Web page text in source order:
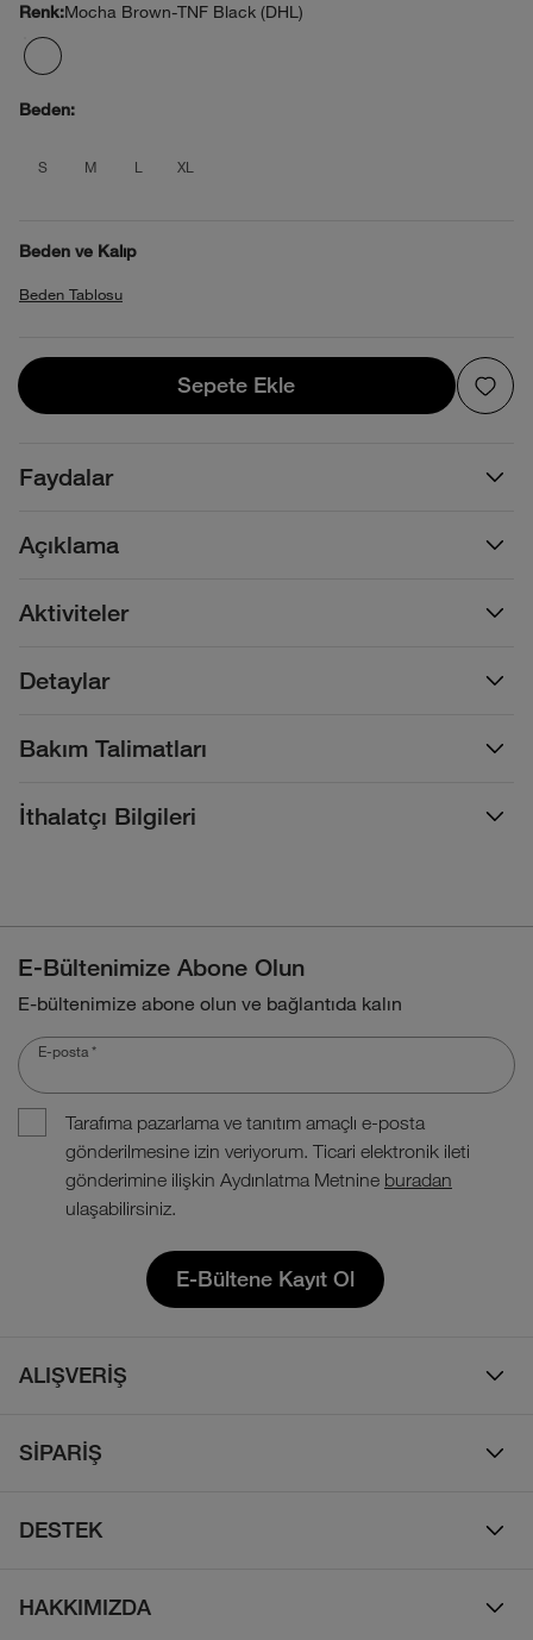
Renk:Mocha Brown-TNF Black (DHL)
Beden:
S M L XL
Beden ve Kalıp
Beden Tablosu
Sepete Ekle
Sepete Ekle
Açıklama
Detaylar
Aktiviteler
Bakım Talimatları
Faydalar
İthalatçı Bilgileri
E-Bültenimize Abone Olun
E-bültenimize abone olun ve bağlantıda kalın
E-posta *
Tarafıma pazarlama ve tanıtım amaçlı e-posta
gönderilmesine izin veriyorum. Ticari elektronik ileti
gönderimine ilişkin Aydınlatma Metnine buradan
ulaşabilirsiniz.
E-Bültene Kayıt Ol
ALIŞVERİŞ
Çocuk
Ayakkabı
SİPARİŞ
İade Politikası
DESTEK
HAKKIMIZDA